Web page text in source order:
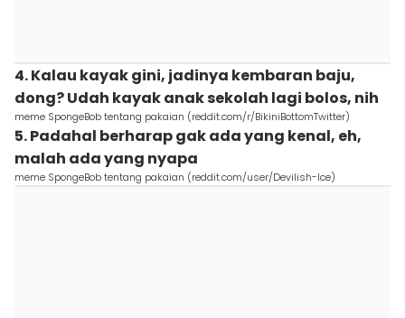
4. Kalau kayak gini, jadinya kembaran baju,
dong? Udah kayak anak sekolah lagi bolos, nih
meme SpongeBob tentang pakaian (reddit.com/r/BikiniBottomTwitter)
5. Padahal berharap gak ada yang kenal, eh,
malah ada yang nyapa
meme SpongeBob tentang pakaian (reddit.com/user/Devilish-lce)